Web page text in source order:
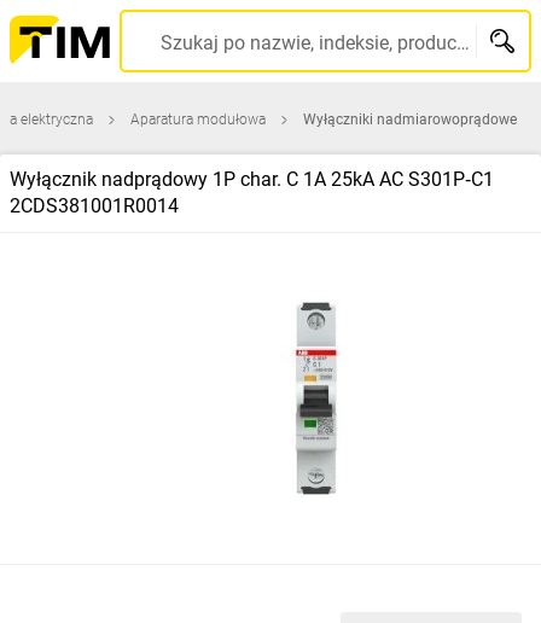
Szukaj po nazwie, indeksie, producencie, kodzie kreskowym...
elektryczna Aparatura modułowa Wyłączniki nadmiarowoprądowe
Wyłącznik nadprądowy 1P char. C 1A 25kA AC S301P‑C1
2CDS381001R0014